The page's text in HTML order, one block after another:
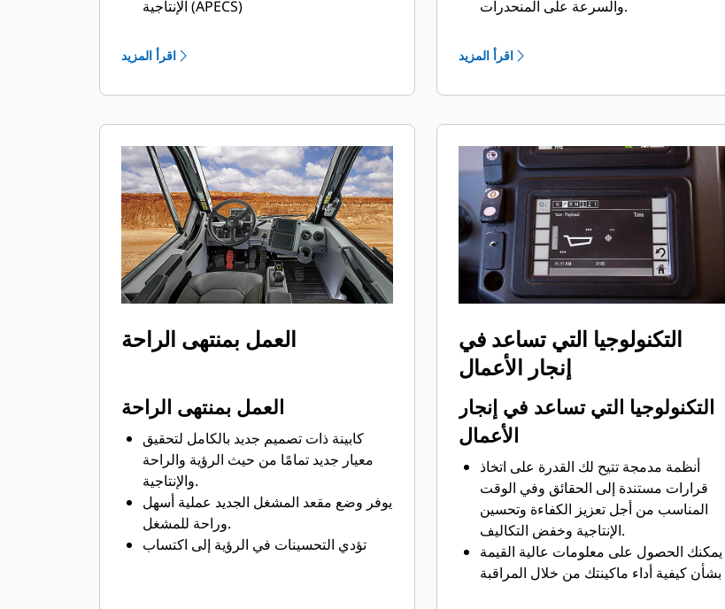
الإنتاجية (APECS)
من عزم الدوران خلال عمليات التبديل، مما
ينتج عنه أوقات دورات أسرع، وبشكل
ملحوظ على المنحدرات.
يمكنك تقليل تآكل الإطارات مع أقصى قدرة
للجر من خلال تشغيل نظام التحكم في الجر
(TCS) في وقت مبكر قبل حدوث الانزلاق.
يساعد الأداء القوي الذي يمكن التنبؤ به
المشغلين على تحقيق أقل تكلفة لكل طن.
اقرأ المزيد
والسرعة على المنحدرات.
باستخدام الوضع الاقتصادي التكيفي – يقلل
من استهلاك الوقود بدون التأثير على
الإنتاجية ويمكن تشغيله بزر واحد.
يمكنك نقل المواد على شاحنتك 777 مع
تحديد السرعة واختيار ترس وسرعة للمحرك
أكثر كفاءة لاستهلاك الوقود.
يمكن ترشيد استهلاك الوقود باستخدام
خاصية إيقاف تباطؤ المحرك المدمجة مع بدء
تشغيل المحرك تلقائيًا عندما تكون الشاحنة
في وضع الانتظار وتعمل في وضع التباطؤ
لفترة محددة مسبقًا.
اقرأ المزيد
العمل بمنتهى الراحة
العمل بمنتهى الراحة
كابينة ذات تصميم جديد بالكامل لتحقيق
معيار جديد تمامًا من حيث الرؤية والراحة
والإنتاجية.
يوفر وضع مقعد المشغل الجديد عملية أسهل
وراحة للمشغل.
تؤدي التحسينات في الرؤية إلى اكتساب
التكنولوجيا التي تساعد في
إنجار الأعمال
التكنولوجيا التي تساعد في إنجار
الأعمال
أنظمة مدمجة تتيح لك القدرة على اتخاذ
قرارات مستندة إلى الحقائق وفي الوقت
المناسب من أجل تعزيز الكفاءة وتحسين
الإنتاجية وخفض التكاليف.
يمكنك الحصول على معلومات عالية القيمة
بشأن كيفية أداء ماكينتك من خلال المراقبة